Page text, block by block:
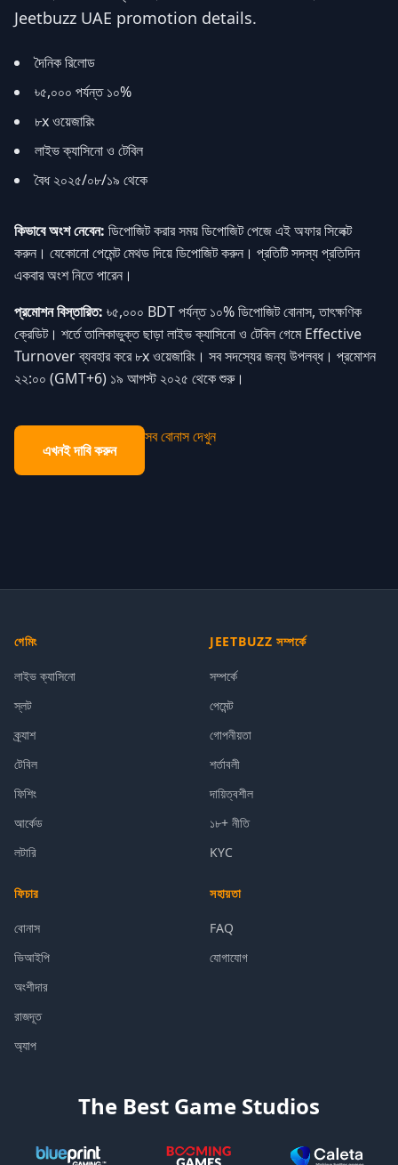
Jeetbuzz UAE promotion details.
দৈনিক রিলোড
৳৫,০০০ পর্যন্ত ১০%
৮x ওয়েজারিং
লাইভ ক্যাসিনো ও টেবিল
বৈধ ২০২৫/০৮/১৯ থেকে
কিভাবে অংশ নেবেন: ডিপোজিট করার সময় ডিপোজিট পেজে এই অফার সিলেক্ট
করুন। যেকোনো পেমেন্ট মেথড দিয়ে ডিপোজিট করুন। প্রতিটি সদস্য প্রতিদিন
একবার অংশ নিতে পারেন।
প্রমোশন বিস্তারিত: ৳৫,০০০ BDT পর্যন্ত ১০% ডিপোজিট বোনাস, তাৎক্ষণিক
ক্রেডিট। শর্তে তালিকাভুক্ত ছাড়া লাইভ ক্যাসিনো ও টেবিল গেমে Effective
Turnover ব্যবহার করে ৮x ওয়েজারিং। সব সদস্যের জন্য উপলব্ধ। প্রমোশন
২২:০০ (GMT+6) ১৯ আগস্ট ২০২৫ থেকে শুরু।
এখনই দাবি করুন
সব বোনাস দেখুন
গেমিং
লাইভ ক্যাসিনো
স্লট
ক্র্যাশ
টেবিল
ফিশিং
আর্কেড
লটারি
JEETBUZZ সম্পর্কে
সম্পর্কে
পেমেন্ট
গোপনীয়তা
শর্তাবলী
দায়িত্বশীল
১৮+ নীতি
KYC
ফিচার
বোনাস
ভিআইপি
অংশীদার
রাজদূত
অ্যাপ
সহায়তা
FAQ
যোগাযোগ
The Best Game Studios